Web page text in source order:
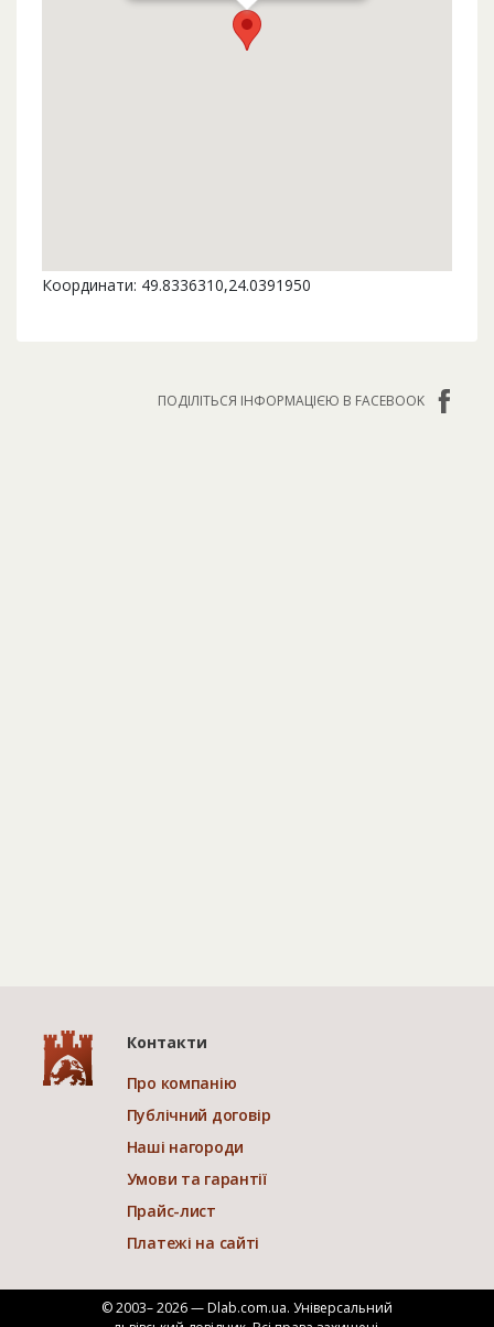
Координати: 49.8336310,24.0391950
ПОДІЛІТЬСЯ ІНФОРМАЦІЄЮ В FACEBOOK
Контакти
Про компанію
Публічний договір
Наші нагороди
Умови та гарантії
Прайс-лист
Платежі на сайті
© 2003– 2026 — Dlab.com.ua. Універсальний